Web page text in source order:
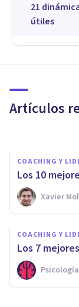
21
útiles
Artículos
Los 10
COACHING Y
Los 10
Xavier
COACHING Y
Los 7
COACHING Y
Los 7
Arturo